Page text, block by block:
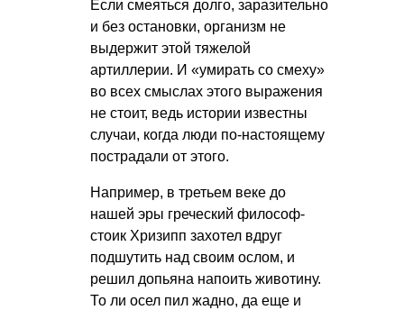
Если смеяться долго, заразительно
и без остановки, организм не
выдержит этой тяжелой
артиллерии. И «умирать со смеху»
во всех смыслах этого выражения
не стоит, ведь истории известны
случаи, когда люди по-настоящему
пострадали от этого.
Например, в третьем веке до
нашей эры греческий философ-
стоик Хризипп захотел вдруг
подшутить над своим ослом, и
решил допьяна напоить животину.
То ли осел пил жадно, да еще и